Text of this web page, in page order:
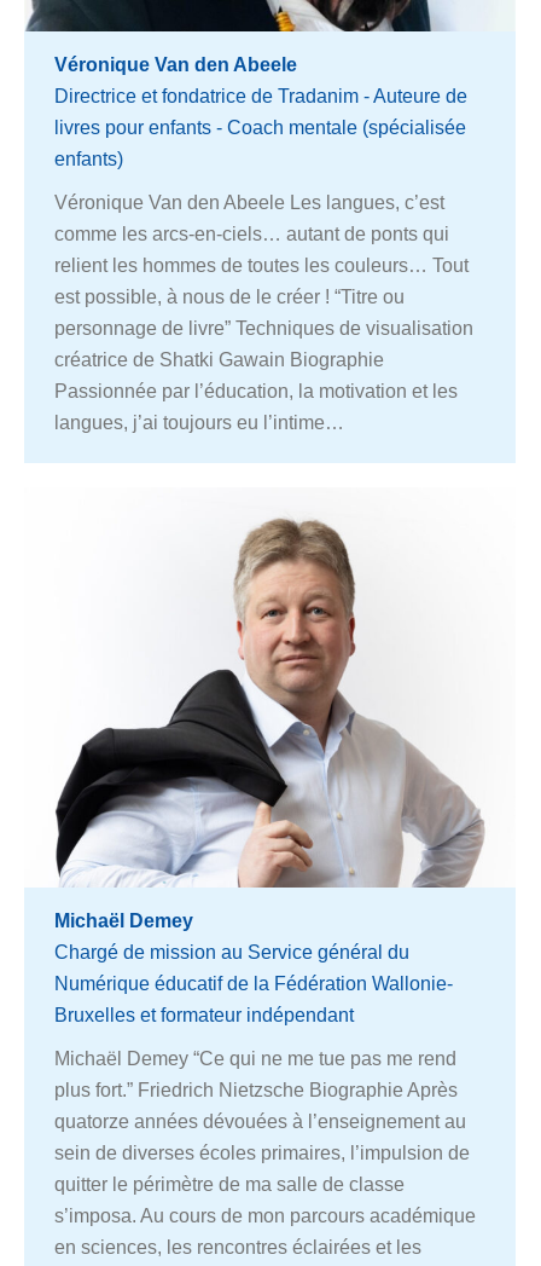
Véronique Van den Abeele
Directrice et fondatrice de Tradanim - Auteure de
livres pour enfants - Coach mentale (spécialisée
enfants)
Véronique Van den Abeele Les langues, c’est
comme les arcs-en-ciels… autant de ponts qui
relient les hommes de toutes les couleurs… Tout
est possible, à nous de le créer ! “Titre ou
personnage de livre” Techniques de visualisation
créatrice de Shatki Gawain Biographie
Passionnée par l’éducation, la motivation et les
langues, j’ai toujours eu l’intime…
Michaël Demey
Chargé de mission au Service général du
Numérique éducatif de la Fédération Wallonie-
Bruxelles et formateur indépendant
Michaël Demey “Ce qui ne me tue pas me rend
plus fort.” Friedrich Nietzsche Biographie Après
quatorze années dévouées à l’enseignement au
sein de diverses écoles primaires, l’impulsion de
quitter le périmètre de ma salle de classe
s’imposa. Au cours de mon parcours académique
en sciences, les rencontres éclairées et les